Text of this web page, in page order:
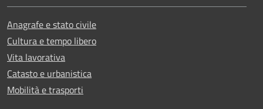
Anagrafe e stato civile
Cultura e tempo libero
Vita lavorativa
Catasto e urbanistica
Mobilità e trasporti